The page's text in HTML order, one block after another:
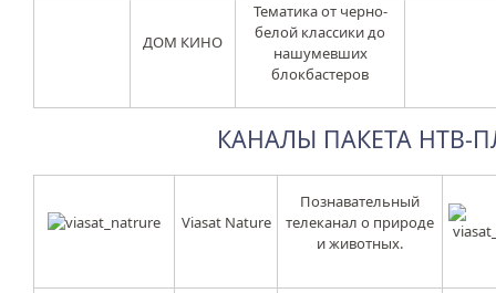
ДОМ КИНО
Тематика от черно-
белой классики до
нашумевших
блокбастеров
КАНАЛЫ ПАКЕТА НТВ-
Viasat Nature
Познавательный
телеканал о природе
и животных.